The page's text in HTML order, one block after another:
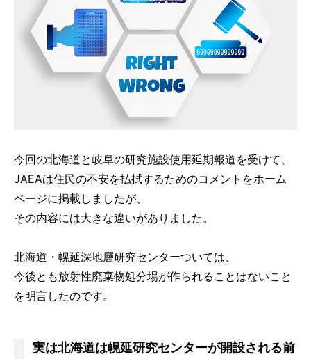
今回の北海道と岐阜の研究施設使用延期報道を受けて、
JAEAは住民の不安を払拭するためのコメントをホーム
ページに掲載しましたが、
その内容には大きな違いがありました。
北海道・幌延深地層研究センターついては、
今後とも放射性廃棄物処分場が作られることはないこと
を明言したのです。
実は北海道は幌延研究センターが開設される前